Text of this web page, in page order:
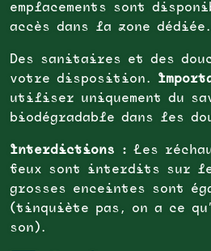
emplacements sont
accès dans la zone dédiée.
Des sanitaires et des
votre disposition.
utiliser uniquement du
biodégradable dans les
Interdictions : Les
feux sont interdits sur le
grosses enceintes sont
(tinquiète pas, on a ce
son).